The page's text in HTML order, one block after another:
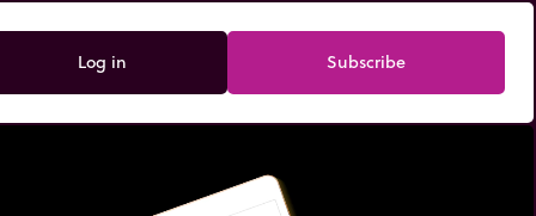
Log in Subscribe